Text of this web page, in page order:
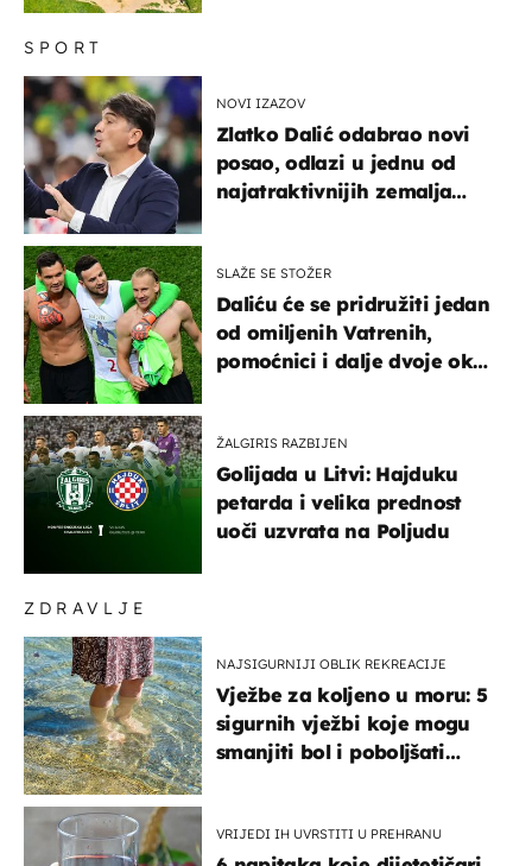
ZDRAVLJE
NAJSIGURNIJI OBLIK REKREACIJE
Vježbe za koljeno u moru: 5
sigurnih vježbi koje mogu
smanjiti bol i poboljšati
VRIJEDI IH UVRSTITI U PREHRANU
SPORT
NOVI IZAZOV
Zlatko Dalić odabrao novi
posao, odlazi u jednu od
najatraktivnijih zemalja
SLAŽE SE STOŽER
Daliću će se pridružiti jedan
od omiljenih Vatrenih,
pomoćnici i dalje dvoje oko
ŽALGIRIS RAZBIJEN
Golijada u Litvi: Hajduku
petarda i velika prednost
uoči uzvrata na Poljudu